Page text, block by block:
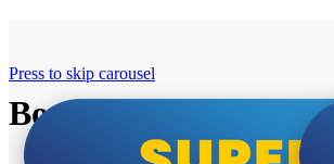
Bosch super cene
Press to skip carousel